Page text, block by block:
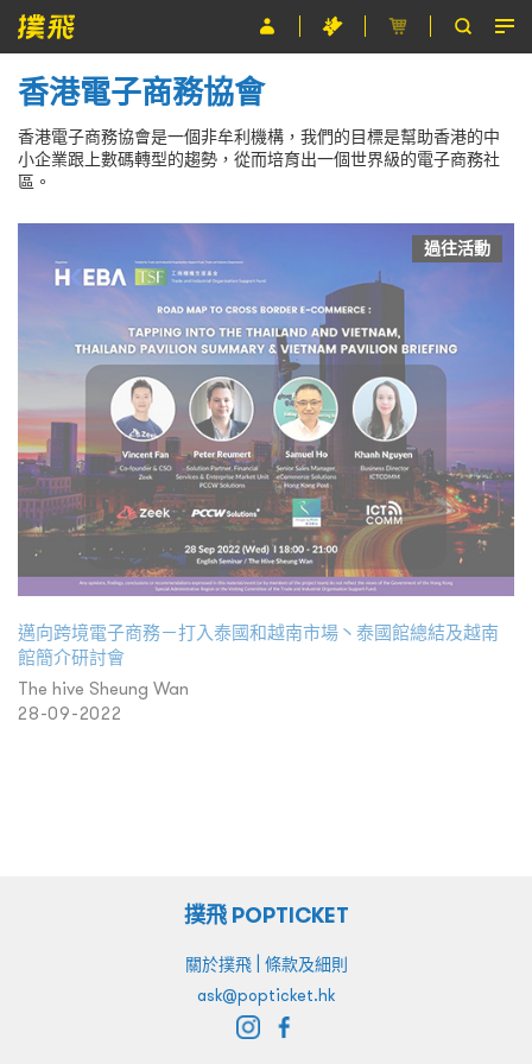
節目
主辦單位
關於撲飛
香港電子商務協會
香港電子商務協會是一個非牟利機構，我們的目標是幫助香港的中
小企業跟上數碼轉型的趨勢，從而培育出一個世界級的電子商務社
區。
過往活動
邁向跨境電子商務－打入泰國和越南市場丶泰國館總結及越南
館簡介研討會
The hive Sheung Wan
28-09-2022
撲飛 POPTICKET
關於撲飛| 條款及細則
ask@popticket.hk